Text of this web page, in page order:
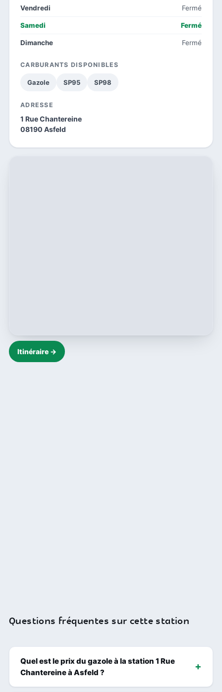
Vendredi Fermé
Samedi Fermé
Dimanche Fermé
CARBURANTS DISPONIBLES
Gazole SP95 SP98
ADRESSE
1 Rue Chantereine
08190 Asfeld
Itinéraire →
Questions fréquentes sur cette station
Quel est le prix du gazole à la station 1 Rue
Chantereine à Asfeld ?